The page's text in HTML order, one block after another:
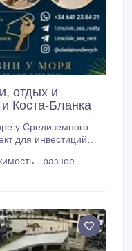
отдых и
Коста-Бланка
у Средиземного
для инвестиций?
популярных
и на побережье
- разное